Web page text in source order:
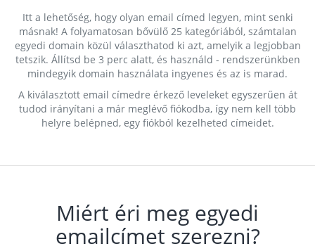
Itt a lehetőség, hogy olyan email címed legyen, mint senki
másnak! A folyamatosan bővülő 25 kategóriából, számtalan
egyedi domain közül választhatod ki azt, amelyik a legjobban
tetszik. Állítsd be 3 perc alatt, és használd - rendszerünkben
mindegyik domain használata ingyenes és az is marad.
A kiválasztott email címedre érkező leveleket egyszerűen át
tudod irányítani a már meglévő fiókodba, így nem kell több
helyre belépned, egy fiókból kezelheted címeidet.
Miért éri meg egyedi
emailcímet szerezni?